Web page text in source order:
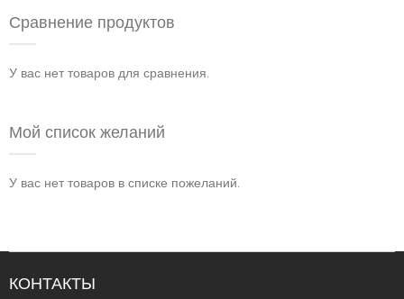
Сравнение продуктов
У вас нет товаров для сравнения.
Мой список желаний
У вас нет товаров в списке пожеланий.
КОНТАКТЫ